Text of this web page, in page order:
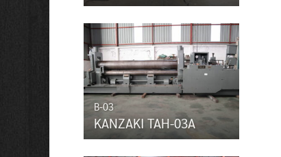
B-03
KANZAKI TAH-03A